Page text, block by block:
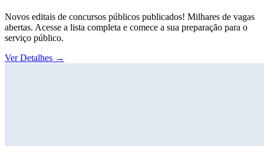
Novos editais de concursos públicos publicados! Milhares de vagas
abertas. Acesse a lista completa e comece a sua preparação para o
serviço público.
Ver Detalhes →